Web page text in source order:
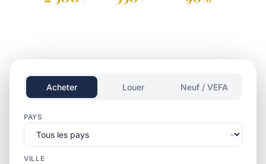
Acheter Louer Neuf / VEFA
PAYS
VILLE